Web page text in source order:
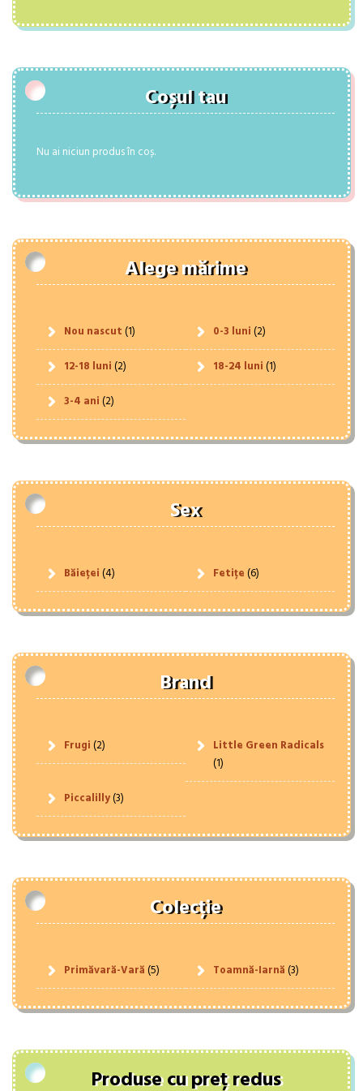
Coșul tau
Nu ai niciun produs în coș.
Alege mărime
Nou nascut(1) 0-3 luni(2)
12-18 luni(2) 18-24 luni(1)
3-4 ani(2)
Sex
Băieței(4) Fetițe(6)
Brand
Frugi(2)
Little Green Radicals
(1)
Piccalilly(3)
Colecție
Primăvară-Vară(5) Toamnă-Iarnă(3)
Produse cu preț redus